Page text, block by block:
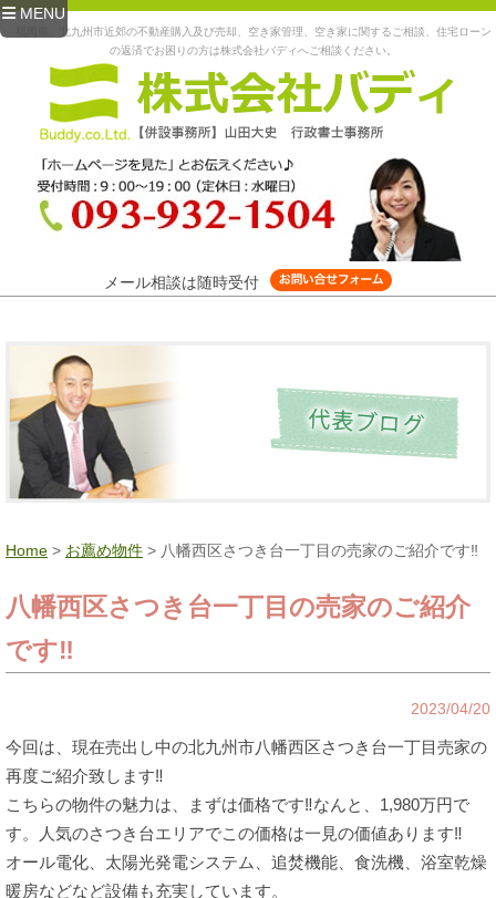
MENU
福岡県、北九州市近郊の不動産購入及び売却、空き家管理、空き家に関するご相談、住宅ローン
の返済でお困りの方は株式会社バディへご相談ください。
メール相談は随時受付
Home > お薦め物件 > 八幡西区さつき台一丁目の売家のご紹介です‼
八幡西区さつき台一丁目の売家のご紹介
です‼
2023/04/20
今回は、現在売出し中の北九州市八幡西区さつき台一丁目売家の
再度ご紹介致します‼
こちらの物件の魅力は、まずは価格です‼なんと、1,980万円で
す。人気のさつき台エリアでこの価格は一見の価値あります‼
オール電化、太陽光発電システム、追焚機能、食洗機、浴室乾燥
暖房などなど設備も充実しています。